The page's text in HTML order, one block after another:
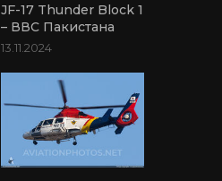
JF-17 Thunder Block 1
– ВВС Пакистана
13.11.2024